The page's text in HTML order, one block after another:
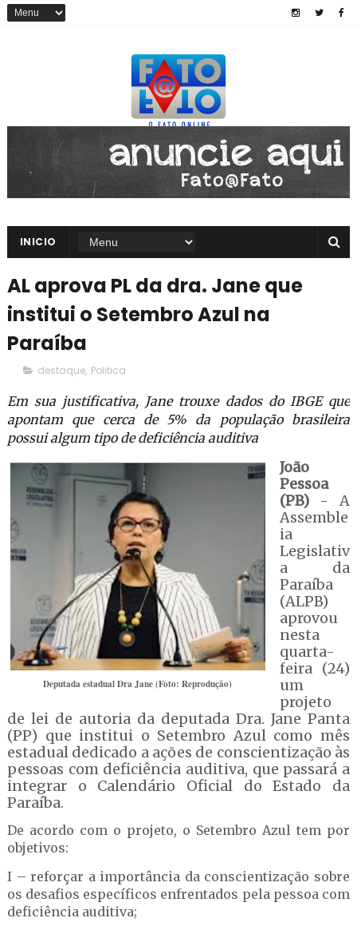
INICIO
AL aprova PL da dra. Jane que
institui o Setembro Azul na
Paraíba
destaque, Politica
Em sua justificativa, Jane trouxe dados do IBGE que
apontam que cerca de 5% da população brasileira
possui algum tipo de deficiência auditiva
Deputada estadual Dra Jane (Foto: Reprodução)
João
Pessoa
(PB)- A
Assemble
ia
Legislativ
a da
Paraíba
(ALPB)
aprovou
nesta
quarta-
feira (24)
um
projeto
de lei de autoria da deputada Dra. Jane Panta
(PP) que institui o Setembro Azul como mês
estadual dedicado a ações de conscientização às
pessoas com deficiência auditiva, que passará a
integrar o Calendário Oficial do Estado da
Paraíba.
De acordo com o projeto, o Setembro Azul tem por
objetivos:
I – reforçar a importância da conscientização sobre
os desafios específicos enfrentados pela pessoa com
deficiência auditiva;